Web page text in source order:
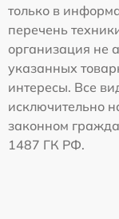
только в
перечень
организация не
указанных
интересы. Все
исключительно
законном
1487 ГК РФ.